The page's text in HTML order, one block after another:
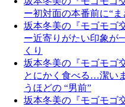
ー初対面の本番前に“
坂本冬美の『モゴモゴ
ー近寄りがたい印象が
くり
坂本冬美の『モゴモゴ
とにかく食べる…潔い
うほどの “男前”
坂本冬美の『モゴモゴ